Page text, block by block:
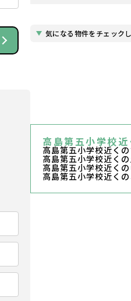
気になる物件をチェック
高島第五小学校
高島第五小学校近く
高島第五小学校近く
高島第五小学校近く
高島第五小学校近く